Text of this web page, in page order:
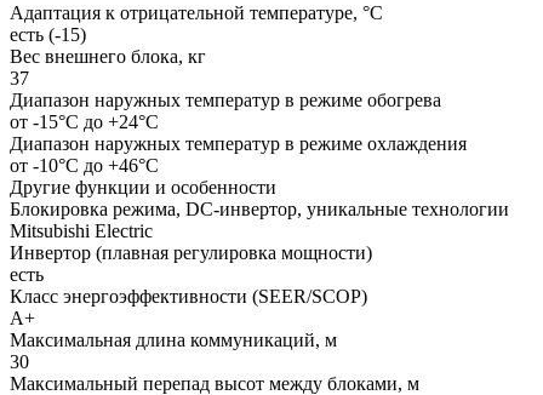
Адаптация к отрицательной температуре, °C
есть (-15)
Вес внешнего блока, кг
37
Диапазон наружных температур в режиме обогрева
от -15°C до +24°C
Диапазон наружных температур в режиме охлаждения
от -10°С до +46°С
Другие функции и особенности
Блокировка режима, DC-инвертор, уникальные технологии
Mitsubishi Electric
Инвертор (плавная регулировка мощности)
есть
Класс энергоэффективности (SEER/SCOP)
А+
Максимальная длина коммуникаций, м
30
Максимальный перепад высот между блоками, м